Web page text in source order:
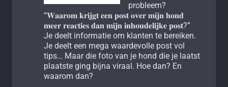
probleem?
“𝐖𝐚𝐚𝐫𝐨𝐦 𝐤𝐫𝐢𝐣𝐠𝐭 𝐞𝐞𝐧 𝐩𝐨𝐬𝐭 𝐨𝐯𝐞𝐫 𝐦𝐢𝐣𝐧 𝐡𝐨𝐧𝐝
𝐦𝐞𝐞𝐫 𝐫𝐞𝐚𝐜𝐭𝐢𝐞𝐬 𝐝𝐚𝐧 𝐦𝐢𝐣𝐧 𝐢𝐧𝐡𝐨𝐮𝐝𝐞𝐥𝐢𝐣𝐤𝐞 𝐩𝐨𝐬𝐭?”
Je deelt informatie om klanten te bereiken.
Je deelt een mega waardevolle post vol
tips… Maar die foto van je hond die je laatst
plaatste ging bijna viraal. Hoe dan? En
waarom dan?